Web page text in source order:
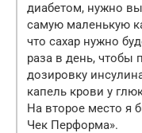
диабетом, нужно
самую маленькую
что сахар нужно
раза в день, чтобы
дозировку
капель крови у
На второе место я
Чек Перформа».